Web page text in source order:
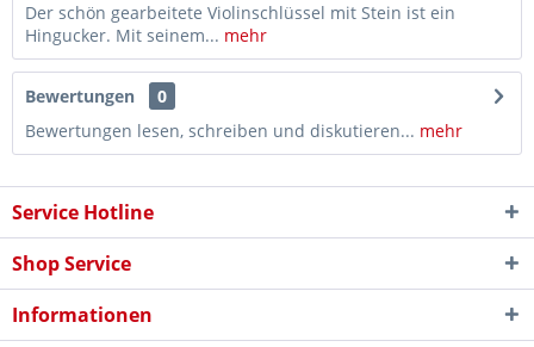
Der schön gearbeitete Violinschlüssel mit Stein ist ein
Hingucker. Mit seinem... mehr
Bewertungen
0
Bewertungen lesen, schreiben und diskutieren... mehr
Service Hotline
Shop Service
Informationen